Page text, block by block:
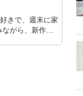
きで、週末に家
がら、新作タ